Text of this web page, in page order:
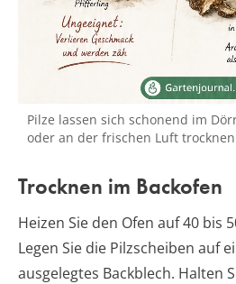
Pilze lassen sich schonend im
oder an der frischen Luft
Trocknen im Backofen
Heizen Sie den Ofen auf 40 bis
Legen Sie die Pilzscheiben auf
ausgelegtes Backblech. Halten